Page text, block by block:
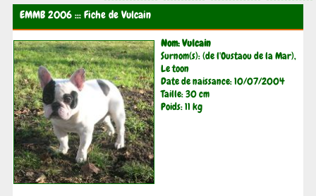
EMMB 2006 ::: Fiche de Vulcain
Nom: Vulcain
Surnom(s): (de l'Oustaou de la Mar),
Le toon
Date de naissance: 10/07/2004
Taille: 30 cm
Poids: 11 kg